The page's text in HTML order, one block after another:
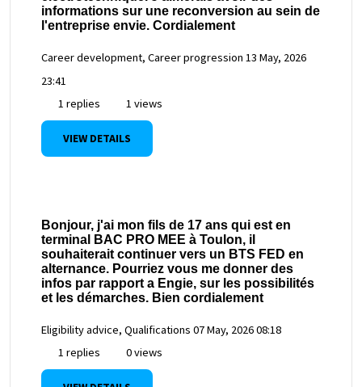
informations sur une reconversion au sein de
l'entreprise envie. Cordialement
Career development, Career progression 13 May, 2026
23:41
1 replies
1 views
VIEW DETAILS
Bonjour, j'ai mon fils de 17 ans qui est en
terminal BAC PRO MEE à Toulon, il
souhaiterait continuer vers un BTS FED en
alternance. Pourriez vous me donner des
infos par rapport a Engie, sur les possibilités
et les démarches. Bien cordialement
Eligibility advice, Qualifications 07 May, 2026 08:18
1 replies
0 views